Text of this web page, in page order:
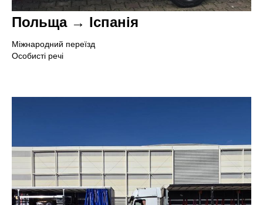
Польща → Іспанія
Міжнародний переїзд
Особисті речі